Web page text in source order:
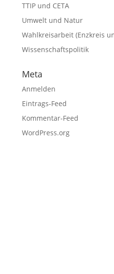
TTIP und CETA
Umwelt und Natur
Wahlkreisarbeit (Enzkreis
Wissenschaftspolitik
Meta
Anmelden
Eintrags-Feed
Kommentar-Feed
WordPress.org